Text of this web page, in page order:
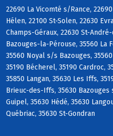
22690 La Vicomté s/Rance,
Hélen, 22100 St-Solen, 22630
Champs-Géraux, 22630 St-
Bazouges-la-Pérouse, 35560 La
35560 Noyal s/s Bazouges,
35190 Bécherel, 35190 Cardroc,
35850 Langan, 35630 Les Iffs,
Brieuc-des-Iffs, 35630 Bazouges
Guipel, 35630 Hédé, 35630
Québriac, 35630 St-Gondran